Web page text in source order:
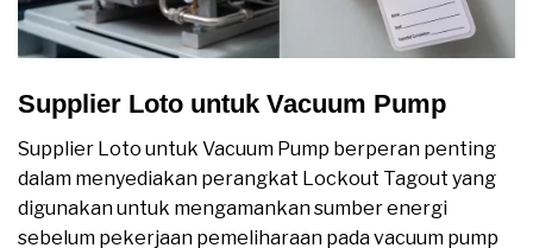
Supplier Loto untuk Vacuum Pump
Supplier Loto untuk Vacuum Pump berperan penting
dalam menyediakan perangkat Lockout Tagout yang
digunakan untuk mengamankan sumber energi
sebelum pekerjaan pemeliharaan pada vacuum pump